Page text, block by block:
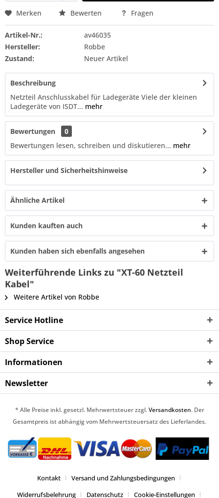
Merken Bewerten Fragen
Artikel-Nr.:
av46035
Hersteller:
Robbe
Zustand:
Neuer Artikel
Beschreibung
Netzteil Anschlusskabel für Ladegeräte Viele der kleinen
Ladegeräte von ISDT... mehr
Bewertungen
0
Bewertungen lesen, schreiben und diskutieren... mehr
Hersteller und Sicherheitshinweise
Ähnliche Artikel
Kunden kauften auch
Kunden haben sich ebenfalls angesehen
Weiterführende Links zu "XT-60 Netzteil
Kabel"
Weitere Artikel von Robbe
Service Hotline
Shop Service
Informationen
Newsletter
* Alle Preise inkl. gesetzl. Mehrwertsteuer zzgl.Versandkosten. Der
Gesamtpreis ist abhängig vom Mehrwertsteuersatz des Lieferlandes.
Kontakt
Versand und Zahlungsbedingungen
Widerrufsbelehrung
Datenschutz Cookie-Einstellungen